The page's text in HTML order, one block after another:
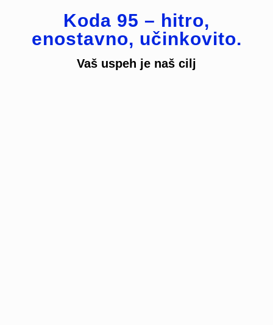
Koda 95 – hitro,
enostavno, učinkovito.
Vaš uspeh je naš cilj